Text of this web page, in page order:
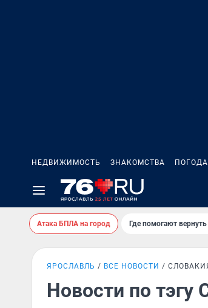
НЕДВИЖИМОСТЬ ЗНАКОМСТВА ПОГОДА
Атака БПЛА на город Где помогают
ЯРОСЛАВЛЬ ВСЕ НОВОСТИ
Новости по тэгу